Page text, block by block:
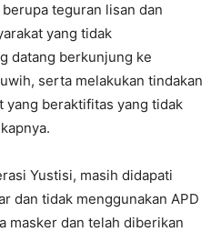
teguran lisan dan
yang tidak
datang berkunjung ke
serta melakukan tindakan
yang beraktifitas yang tidak
Yustisi, masih didapati
dan tidak menggunakan APD
masker dan telah diberikan